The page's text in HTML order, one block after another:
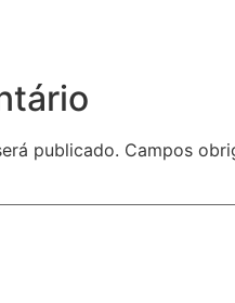
publicado. Campos